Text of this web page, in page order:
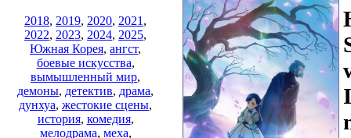
2018, 2019, 2020, 2021 ,
2022, 2023, 2024, 2025,
Южная Корея, ангст,
боевые искусства,
вымышленный мир,
демоны, детектив, драма,
дунхуа, жестокие сцены,
история, комедия,
мелодрама, меха,